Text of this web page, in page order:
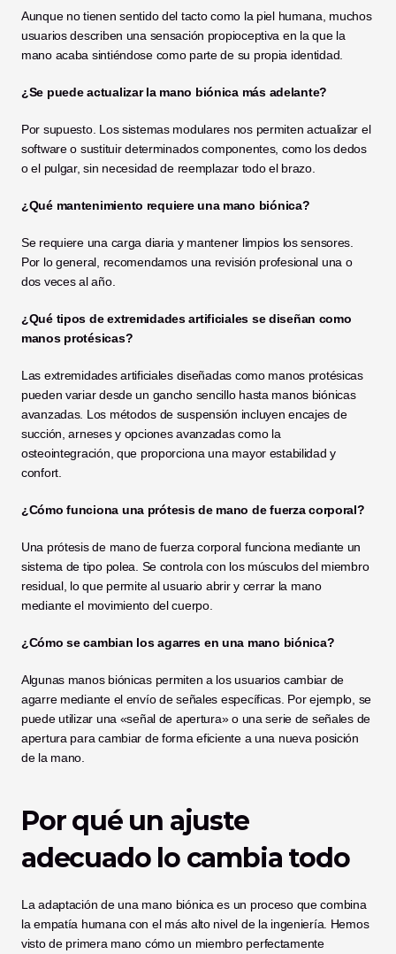
Aunque no tienen sentido del tacto como la piel humana, muchos
usuarios describen una sensación propioceptiva en la que la
mano acaba sintiéndose como parte de su propia identidad.
¿Se puede actualizar la mano biónica más adelante?
Por supuesto. Los sistemas modulares nos permiten actualizar el
software o sustituir determinados componentes, como los dedos
o el pulgar, sin necesidad de reemplazar todo el brazo.
¿Qué mantenimiento requiere una mano biónica?
Se requiere una carga diaria y mantener limpios los sensores.
Por lo general, recomendamos una revisión profesional una o
dos veces al año.
¿Qué tipos de extremidades artificiales se diseñan como
manos protésicas?
Las extremidades artificiales diseñadas como manos protésicas
pueden variar desde un gancho sencillo hasta manos biónicas
avanzadas. Los métodos de suspensión incluyen encajes de
succión, arneses y opciones avanzadas como la
osteointegración, que proporciona una mayor estabilidad y
confort.
¿Cómo funciona una prótesis de mano de fuerza corporal?
Una prótesis de mano de fuerza corporal funciona mediante un
sistema de tipo polea. Se controla con los músculos del miembro
residual, lo que permite al usuario abrir y cerrar la mano
mediante el movimiento del cuerpo.
¿Cómo se cambian los agarres en una mano biónica?
Algunas manos biónicas permiten a los usuarios cambiar de
agarre mediante el envío de señales específicas. Por ejemplo, se
puede utilizar una «señal de apertura» o una serie de señales de
apertura para cambiar de forma eficiente a una nueva posición
de la mano.
Por qué un ajuste
adecuado lo cambia todo
La adaptación de una mano biónica es un proceso que combina
la empatía humana con el más alto nivel de la ingeniería. Hemos
visto de primera mano cómo un miembro perfectamente